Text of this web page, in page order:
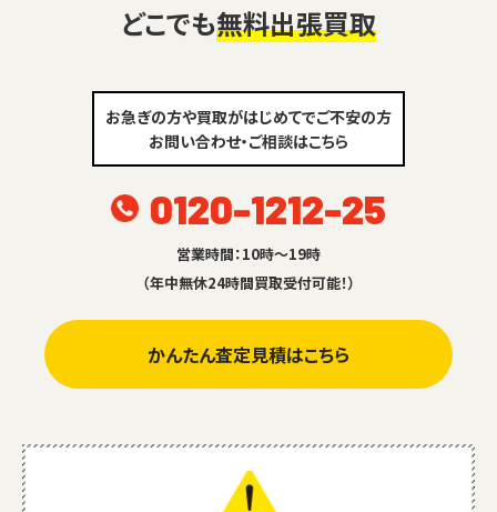
どこでも無料出張買取
お急ぎの方や買取がはじめてでご不安の方
お問い合わせ・ご相談はこちら
0120-1212-25
営業時間：10時～19時
（年中無休24時間買取受付可能！）
かんたん査定見積はこちら